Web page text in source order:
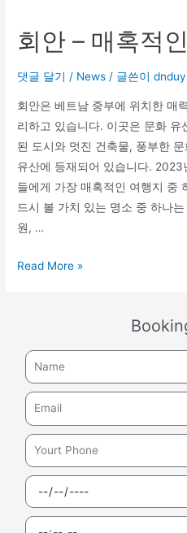
회안 – 매혹적
댓글 달기 / News / 글쓴이dnduy
회안은 베트남 중부에 위치한 매
리하고 있습니다. 이곳은 문화
된 도시와 멋진 건축물, 풍부한
유산에 등재되어 있습니다.
들에게 가장 매혹적인 여행지 중
드시 볼 가치 있는 명소 중 하나
원, …
Read More »